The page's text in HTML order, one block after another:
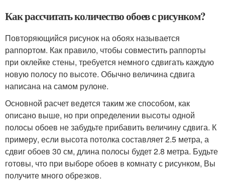
Как рассчитать количество обоев с рисунком?
Повторяющийся рисунок на обоях называется
раппортом. Как правило, чтобы совместить раппорты
при оклейке стены, требуется немного сдвигать каждую
новую полосу по высоте. Обычно величина сдвига
написана на самом рулоне.
Основной расчет ведется таким же способом, как
описано выше, но при определении высоты одной
полосы обоев не забудьте прибавить величину сдвига. К
примеру, если высота потолка составляет 2.5 метра, а
сдвиг обоев 30 см, длина полосы будет 2.8 метра. Будьте
готовы, что при выборе обоев в комнату с рисунком, Вы
получите много обрезков.